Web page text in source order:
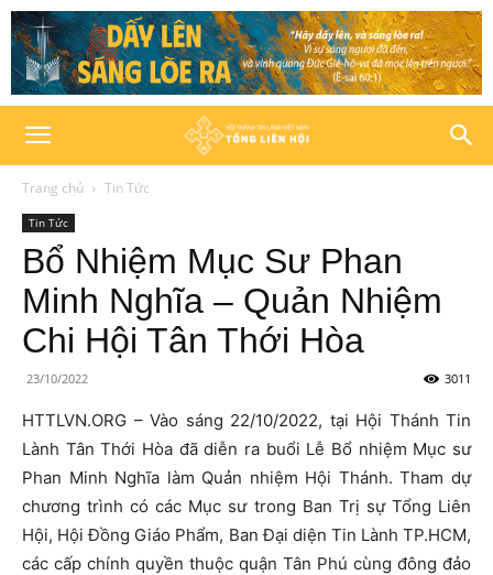
Trang chủ Tin Tức
Tin Tức
Bổ Nhiệm Mục Sư Phan
Minh Nghĩa – Quản Nhiệm
Chi Hội Tân Thới Hòa
23/10/2022 3011
HTTLVN.ORG – Vào sáng 22/10/2022, tại Hội Thánh Tin
Lành Tân Thới Hòa đã diễn ra buổi Lễ Bổ nhiệm Mục sư
Phan Minh Nghĩa làm Quản nhiệm Hội Thánh. Tham dự
chương trình có các Mục sư trong Ban Trị sự Tổng Liên
Hội, Hội Đồng Giáo Phẩm, Ban Đại diện Tin Lành TP.HCM,
các cấp chính quyền thuộc quận Tân Phú cùng đông đảo